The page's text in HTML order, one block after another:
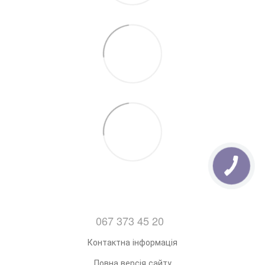
067 373 45 20
Контактна інформація
Повна версія сайту